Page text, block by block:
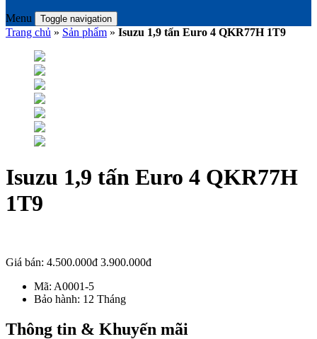
Menu Toggle navigation
Trang chủ » Sản phẩm » Isuzu 1,9 tấn Euro 4 QKR77H 1T9
Isuzu 1,9 tấn Euro 4 QKR77H
1T9
Giá bán: 4.500.000đ 3.900.000đ
Mã: A0001-5
Bảo hành: 12 Tháng
Thông tin & Khuyến mãi